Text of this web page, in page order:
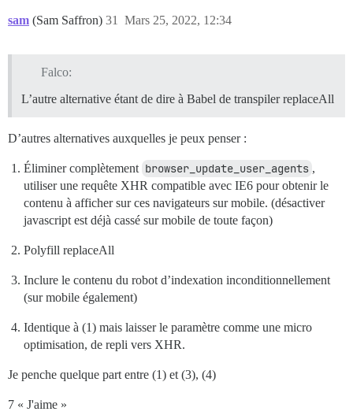
sam (Sam Saffron) Mars 25, 2022, 12:34
31
Falco:
L’autre alternative étant de dire à Babel de transpiler replaceAll
D’autres alternatives auxquelles je peux penser :
Éliminer complètement browser_update_user_agents ,
utiliser une requête XHR compatible avec IE6 pour obtenir le
contenu à afficher sur ces navigateurs sur mobile. (désactiver
javascript est déjà cassé sur mobile de toute façon)
Polyfill replaceAll
Inclure le contenu du robot d’indexation inconditionnellement
(sur mobile également)
Identique à (1) mais laisser le paramètre comme une micro
optimisation, de repli vers XHR.
Je penche quelque part entre (1) et (3), (4)
7 « J'aime »